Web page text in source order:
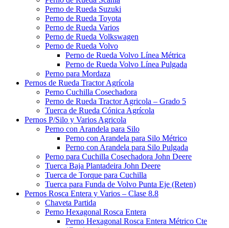
Perno de Rueda Suzuki
Perno de Rueda Toyota
Perno de Rueda Varios
Perno de Rueda Volkswagen
Perno de Rueda Volvo
Perno de Rueda Volvo Línea Métrica
Perno de Rueda Volvo Línea Pulgada
Perno para Mordaza
Pernos de Rueda Tractor Agrícola
Perno Cuchilla Cosechadora
Perno de Rueda Tractor Agricola – Grado 5
Tuerca de Rueda Cónica Agrícola
Pernos P/Silo y Varios Agricola
Perno con Arandela para Silo
Perno con Arandela para Silo Métrico
Perno con Arandela para Silo Pulgada
Perno para Cuchilla Cosechadora John Deere
Tuerca Baja Plantadeira John Deere
Tuerca de Torque para Cuchilla
Tuerca para Funda de Volvo Punta Eje (Reten)
Pernos Rosca Entera y Varios – Clase 8.8
Chaveta Partida
Perno Hexagonal Rosca Entera
Perno Hexagonal Rosca Entera Métrico Cte